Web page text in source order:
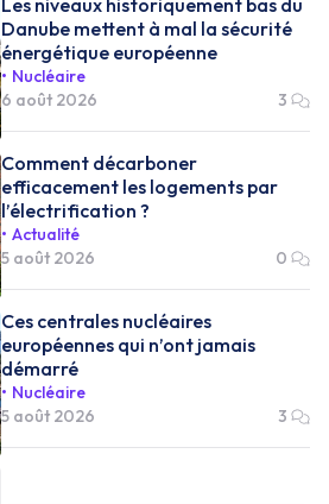
Les niveaux historiquement bas du
Danube mettent à mal la sécurité
énergétique européenne
Nucléaire
6 août 2026
3
Comment décarboner
efficacement les logements par
l’électrification ?
Actualité
5 août 2026
0
Ces centrales nucléaires
européennes qui n’ont jamais
démarré
Nucléaire
5 août 2026
3